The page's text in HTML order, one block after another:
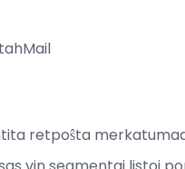
retpoŝta